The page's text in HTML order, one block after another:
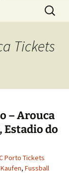
Search
for:
Tickets
– Arouca
do
Porto Tickets
, Fussball